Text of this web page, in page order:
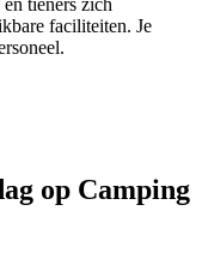
tieners zich
faciliteiten. Je
op Camping